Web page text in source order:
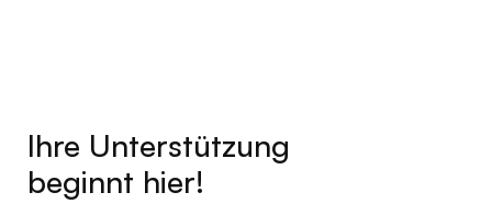
Ihre Unterstützung
beginnt hier!